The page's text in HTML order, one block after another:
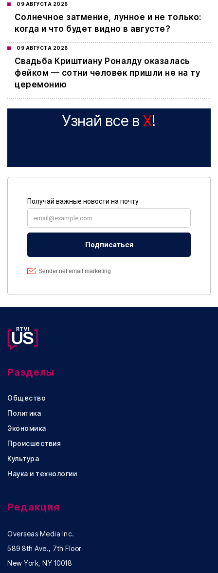
09 АВГУСТА 2026
Cолнечное затмение, лунное и не только:
когда и что будет видно в августе?
09 АВГУСТА 2026
Свадьба Криштиану Роналду оказалась
фейком — сотни человек пришли не на ту
церемонию
Узнай все в X!
Разделы
Общество
Политика
Экономика
Происшествия
Культура
Наука и технологии
Редакция
Overseas Media Inc.
589 8th Ave., 7th Floor
New York, NY 10018